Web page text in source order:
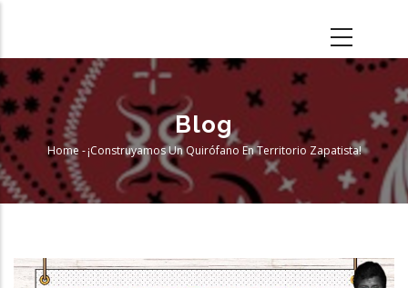
main
content
Blog
Breadcrumb
Home - ¡Construyamos Un Quirófano En Territorio Zapatista!